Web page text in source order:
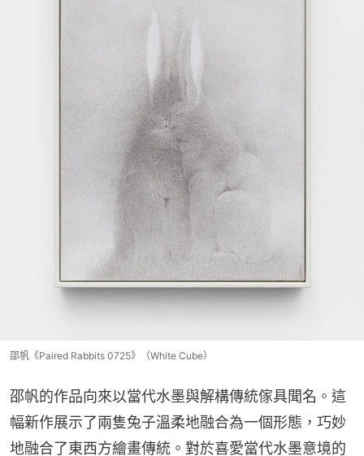
邵帆《Paired Rabbits 0725》（White Cube）
邵帆的作品向來以當代水墨與解構傳統傢具聞名。這
幅新作展示了兩隻兔子溫柔地融合為一個形態，巧妙
地融合了東西方繪畫傳統。對於喜愛當代水墨意境的